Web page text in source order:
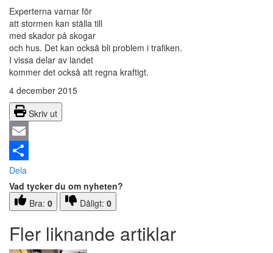
Experterna varnar för
att stormen kan ställa till
med skador på skogar
och hus. Det kan också bli problem i trafiken.
I vissa delar av landet
kommer det också att regna kraftigt.
4 december 2015
Skriv ut
Email
Dela
Vad tycker du om nyheten?
Bra: 0 Dåligt: 0
Fler liknande artiklar